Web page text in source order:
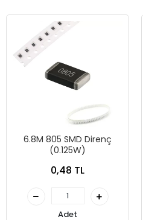
6.8M 805 SMD Direnç
(0.125W)
0,48 TL
Adet